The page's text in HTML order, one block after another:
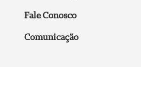
Fale Conosco
Comunicação